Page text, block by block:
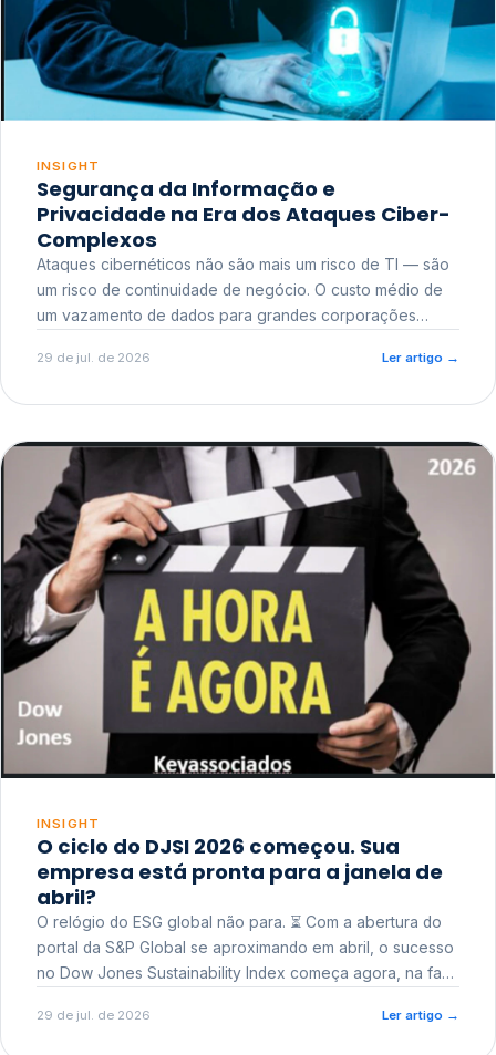
INSIGHT
Segurança da Informação e
Privacidade na Era dos Ataques Ciber-
Complexos
Ataques cibernéticos não são mais um risco de TI — são
um risco de continuidade de negócio. O custo médio de
um vazamento de dados para grandes corporações
reputacional e o risco regulatório junto a órgãos como a
29 de jul. de 2026 Ler artigo →
INSIGHT
O ciclo do DJSI 2026 começou. Sua
empresa está pronta para a janela de
abril?
O relógio do ESG global não para. ⏳ Com a abertura do
portal da S&P Global se aproximando em abril, o sucesso
no Dow Jones Sustainability Index começa agora, na fase
29 de jul. de 2026 Ler artigo →